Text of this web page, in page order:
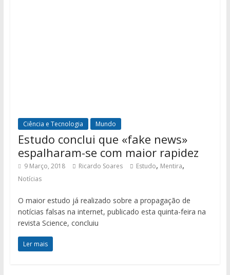
Ciência e Tecnologia Mundo
Estudo conclui que «fake news»
espalharam-se com maior rapidez
9 Março, 2018 Ricardo Soares Estudo, Mentira,
Notícias
O maior estudo já realizado sobre a propagação de
notícias falsas na internet, publicado esta quinta-feira na
revista Science, concluiu
Ler mais